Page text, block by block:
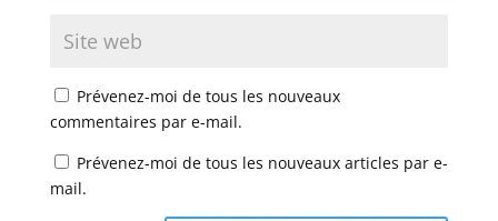
Prévenez-moi de tous les nouveaux
commentaires par e-mail.
Prévenez-moi de tous les nouveaux articles par e-
mail.